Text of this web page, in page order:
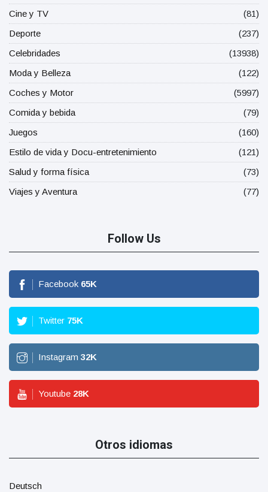
Cine y TV
(81)
Deporte
(237)
Celebridades
(13938)
Moda y Belleza
(122)
Coches y Motor
(5997)
Comida y bebida
(79)
Juegos
(160)
Estilo de vida y Docu-entretenimiento
(121)
Salud y forma física
(73)
Viajes y Aventura
(77)
Follow Us
Facebook 65K
Twitter 75K
Instagram 32K
Youtube 28K
Otros idiomas
Deutsch